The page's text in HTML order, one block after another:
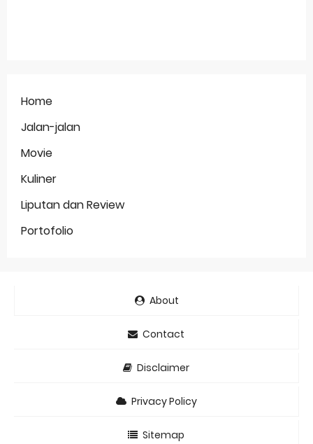
Home
Jalan-jalan
Movie
Kuliner
Liputan dan Review
Portofolio
About
Contact
Disclaimer
Privacy Policy
Sitemap